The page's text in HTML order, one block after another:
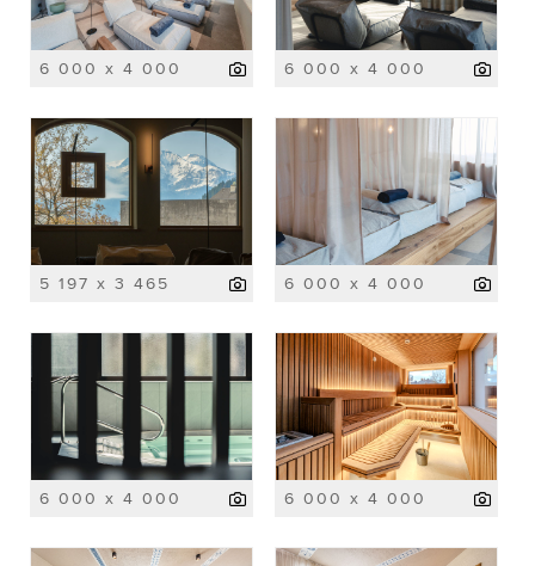
6 000 x 4 000 6 000 x 4 000
5 197 x 3 465 6 000 x 4 000
6 000 x 4 000 6 000 x 4 000